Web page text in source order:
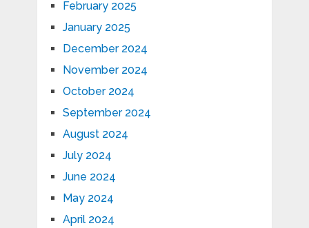
February 2025
January 2025
December 2024
November 2024
October 2024
September 2024
August 2024
July 2024
June 2024
May 2024
April 2024